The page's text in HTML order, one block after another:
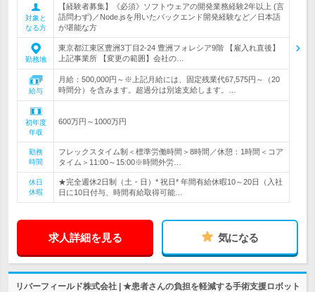
対象と
なる方
【経験者募集】《必須》ソフトウェアの開発業務経験2年以上 (言
語問わず)／Node.jsを用いたバックエンド開発経験など／日本語
が堪能な方
勤務地
東京都江東区豊洲3丁目2-24 豊洲フォレシア9階 【雇入れ直後】
上記事業所 【変更の範囲】会社の…
給与
月給：500,000円～※上記月給には、固定残業代67,575円～（20
時間分）を含みます。超過分は別途支給します。…
初年度
年収
600万円～1000万円
勤務
時間
フレックスタイム制＜標準労働時間＞8時間／休憩：1時間＜コア
タイム＞11:00～15:00※時間外労…
休日
休暇
★完全週休2日制（土・日）* 祝日* 年間有給休暇10～20日（入社
日に10日付与、時間有給取得可能…
求人詳細を見る 気になる
リバーフィールド株式会社 | ★患者さんの負担を軽減する手術支援ロボット